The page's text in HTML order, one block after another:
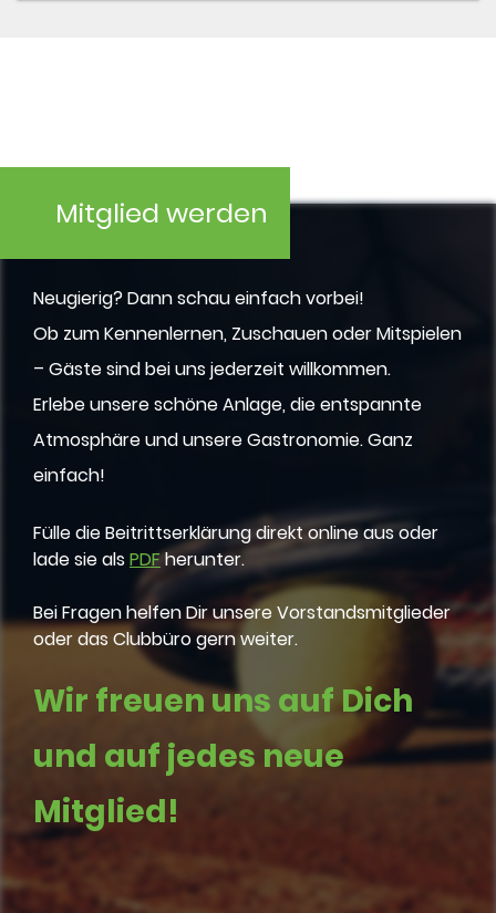
Mitglied werden
Neugierig? Dann schau einfach vorbei!
Ob zum Kennenlernen, Zuschauen oder Mitspielen
– Gäste sind bei uns jederzeit willkommen.
Erlebe unsere schöne Anlage, die entspannte
Atmosphäre und unsere Gastronomie. Ganz
einfach!
Fülle die Beitrittserklärung direkt online aus oder
lade sie alsPDFherunter.
Bei Fragen helfen Dir unsere Vorstandsmitglieder
oder das Clubbüro gern weiter.
Wir freuen uns auf Dich
und auf jedes neue
Mitglied!